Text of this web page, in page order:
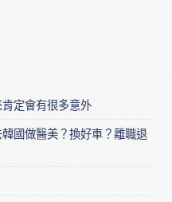
定會有很多意外
國做醫美？換好車？離職退